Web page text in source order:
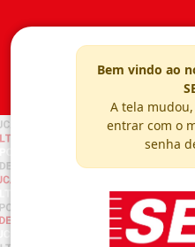
Bem vindo ao
A tela
entrar com o
senha